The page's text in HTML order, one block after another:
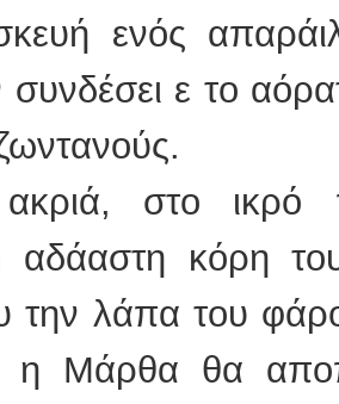
ενός
ε το
στο ικρό
αδάαστη κόρη
την λάπα του
η Μάρθα θα